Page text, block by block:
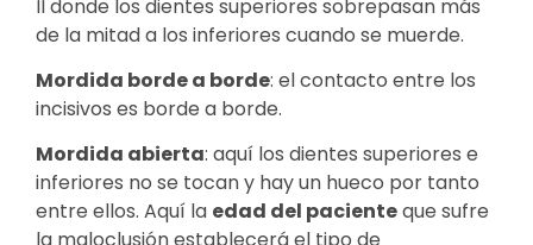
II donde los dientes superiores sobrepasan más
de la mitad a los inferiores cuando se muerde.
Mordida borde a borde: el contacto entre los
incisivos es borde a borde.
Mordida abierta: aquí los dientes superiores e
inferiores no se tocan y hay un hueco por tanto
entre ellos. Aquí la edad del pacienteque sufre